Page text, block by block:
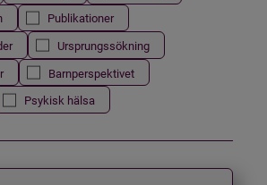
Publikationer
Ursprungssökning
Barnperspektivet
Psykisk hälsa